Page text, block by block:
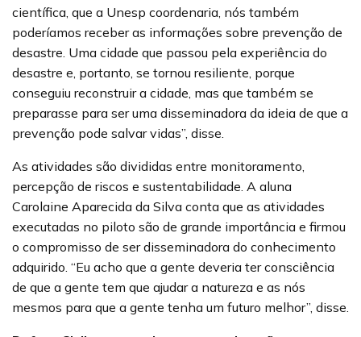
científica, que a Unesp coordenaria, nós também
poderíamos receber as informações sobre prevenção de
desastre. Uma cidade que passou pela experiência do
desastre e, portanto, se tornou resiliente, porque
conseguiu reconstruir a cidade, mas que também se
preparasse para ser uma disseminadora da ideia de que a
prevenção pode salvar vidas”, disse.
As atividades são divididas entre monitoramento,
percepção de riscos e sustentabilidade. A aluna
Carolaine Aparecida da Silva conta que as atividades
executadas no piloto são de grande importância e firmou
o compromisso de ser disseminadora do conhecimento
adquirido. “Eu acho que a gente deveria ter consciência
de que a gente tem que ajudar a natureza e as nós
mesmos para que a gente tenha um futuro melhor”, disse.